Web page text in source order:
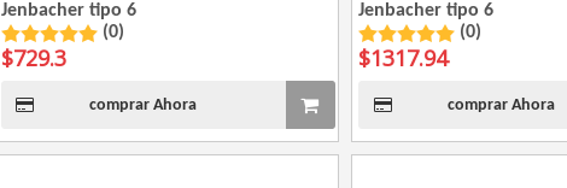
Jenbacher tipo 6
(0)
$729.3
comprar Ahora
Jenbacher tipo 6
(0)
$1317.94
comprar Ahora